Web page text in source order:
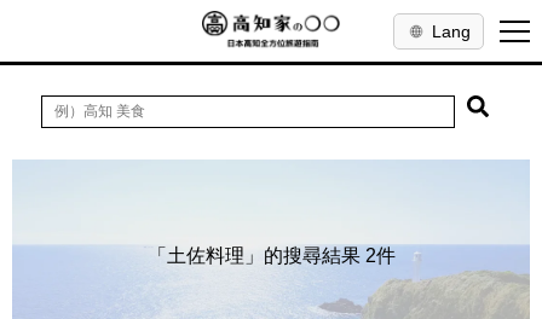
Lang
「土佐料理」的搜尋結果 2件